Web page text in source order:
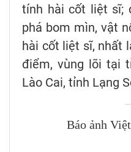
tính hài cốt liệt sĩ;
phá bom mìn, vật
hài cốt liệt sĩ, nhất
điểm, vùng lõi tại
Lào Cai, tỉnh Lạng
Báo ảnh